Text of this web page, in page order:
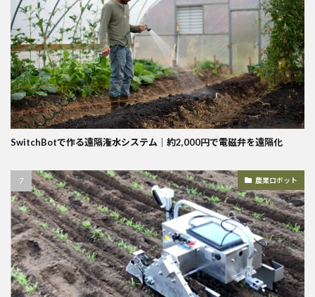
SwitchBotで作る遠隔潅水システム｜約2,000円で電磁弁を遠隔化
農業ロボット